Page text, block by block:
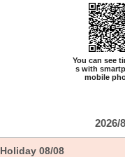
You can see
s with
mobile
2026/
Holiday 08/08